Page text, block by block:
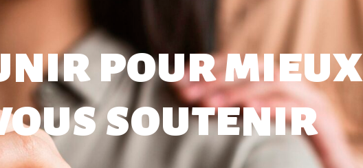
pour mieux
soutenir